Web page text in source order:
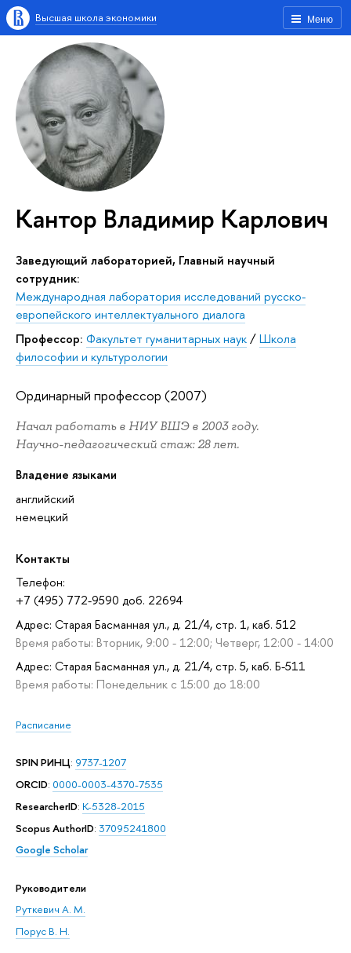
Меню
Высшая школа экономики
Кантор Владимир Карлович
Заведующий лабораторией, Главный научный
сотрудник:
Международная лаборатория исследований русско-
европейского интеллектуального диалога
Профессор: Факультет гуманитарных наук/Школа
философии и культурологии
Ординарный профессор (2007)
Начал работать в НИУ ВШЭ в 2003 году.
Научно-педагогический стаж: 28 лет.
Владение языками
английский
немецкий
Контакты
Телефон:
+7 (495) 772-9590 доб. 22694
Адрес: Старая Басманная ул., д. 21/4, стр. 1, каб. 512
Время работы: Вторник, 9:00 - 12:00; Четверг, 12:00 - 14:00
Адрес: Старая Басманная ул., д. 21/4, стр. 5, каб. Б-511
Время работы: Понедельник с 15:00 до 18:00
Расписание
SPIN РИНЦ: 9737-1207
ORCID: 0000-0003-4370-7535
ResearcherID: K-5328-2015
Scopus AuthorID: 37095241800
Google Scholar
Руководители
Руткевич А. М.
Порус В. Н.